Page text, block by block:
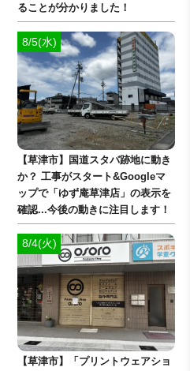
ることが分かりました！
8/5(水)
【草津市】国道スタバ跡地に動き
か？ 工事がスタート&Googleマ
ップで「ゆず庵草津店」の表示を
確認...今後の動きに注目します！
8/4(火)
【草津市】「プリントウェアショ